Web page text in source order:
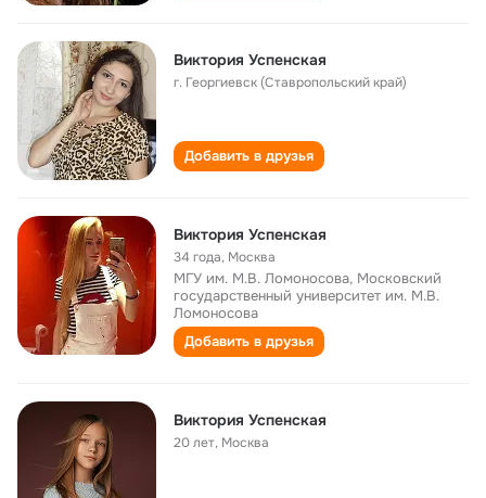
Виктория Успенская
г. Георгиевск (Ставропольский край)
Добавить в друзья
Виктория Успенская
34 года, Москва
МГУ им. М.В. Ломоносова, Московский
государственный университет им. М.В.
Ломоносова
Добавить в друзья
Виктория Успенская
20 лет, Москва